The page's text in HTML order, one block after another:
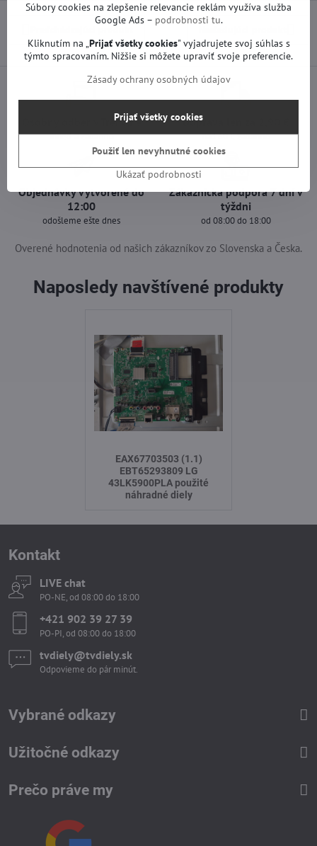
Predchádzajúci produkt
Osobný odber v Trenčíne
ihneď a zadarmo
Doprava len za 2,90 €
nad 60 € zadarmo
Objednávky vytvorené do
12:00
odošleme ešte dnes
Zákaznícka podpora 7 dní v
týždni
od 08:00 do 18:00
Overené hodnotenia od našich zákazníkov zo Slovenska a Česka.
Naposledy navštívené produkty
EAX67703503 (1.1)
EBT65293809 LG
43LK5900PLA použité
náhradné diely
Kontakt
LIVE chat
PO-NE, od 08:00 do 18:00
+421 902 39 27 39
PO-PI, od 08:00 do 18:00
tvdiely​​@tvdiely​​.sk
Odpovieme do pár minút.
Vybrané odkazy
Užitočné odkazy
Prečo práve my
Súbory cookies na zlepšenie relevancie reklám využíva služba
Google Ads – podrobnosti tu.
Kliknutím na „Prijať všetky cookies" vyjadrujete svoj súhlas s
týmto spracovaním. Nižšie si môžete upraviť svoje preferencie.
Zásady ochrany osobných údajov
Ukázať podrobnosti
Prijať všetky cookies
Použiť len nevyhnutné cookies